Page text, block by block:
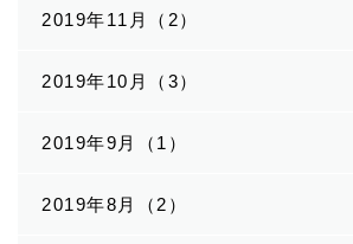
2019年11月（2）
2019年10月（3）
2019年9月（1）
2019年8月（2）